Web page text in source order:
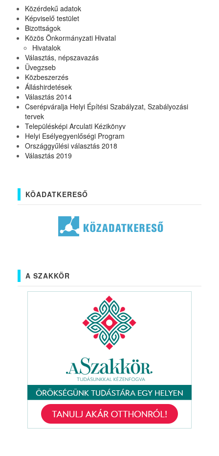
Közérdekű adatok
Képviselő testület
Bizottságok
Közös Önkormányzati Hivatal
Hivatalok
Választás, népszavazás
Üvegzseb
Közbeszerzés
Álláshirdetések
Választás 2014
Cserépváralja Helyi Építési Szabályzat, Szabályozási
tervek
Településképi Arculati Kézikönyv
Helyi Esélyegyenlőségi Program
Országgyűlési választás 2018
Választás 2019
KÖADATKERESŐ
A SZAKKÖR